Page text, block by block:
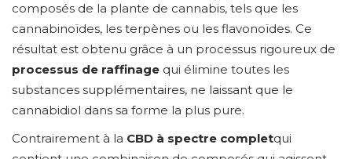
composés de la plante de cannabis, tels que les
cannabinoïdes, les terpènes ou les flavonoïdes. Ce
résultat est obtenu grâce à un processus rigoureux de
processus de raffinage qui élimine toutes les
substances supplémentaires, ne laissant que le
cannabidiol dans sa forme la plus pure.
Contrairement à la CBD à spectre completqui